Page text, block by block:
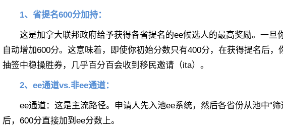
1、 省提名600分加持：
这是加拿大联邦政府给予获得各省提名的ee候选人的最高奖励。一旦
自动增加600分。这意味着，即使你初始分数只有400分，在获得提名后
抽签中稳操胜券，几乎百分百会收到移民邀请（ita）。
2、 ee通道vs.非ee通道：
ee通道：这是主流路径。申请人先入池ee系统，然后各省份从池中“筛
后，600分直接加到ee分数上。